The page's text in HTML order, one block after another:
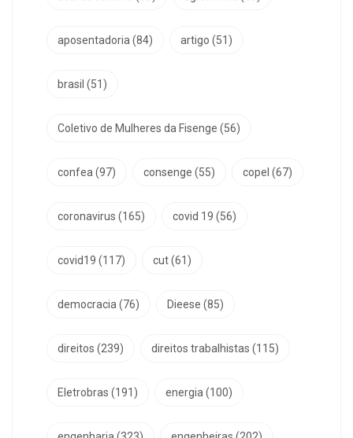
aposentadoria (84) artigo (51)
brasil (51)
Coletivo de Mulheres da Fisenge (56)
confea (97) consenge (55) copel (67)
coronavirus (165) covid 19 (56)
covid19 (117) cut(61)
democracia (76) Dieese (85)
direitos (239) direitos trabalhistas (115)
Eletrobras (191) energia (100)